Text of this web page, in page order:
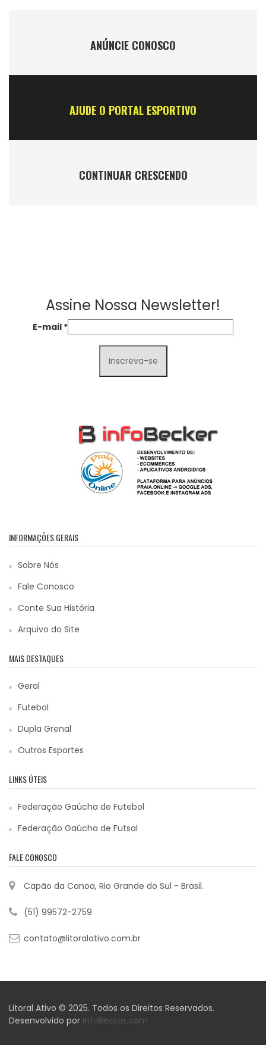
ANÚNCIE CONOSCO
AJUDE O PORTAL ESPORTIVO
CONTINUAR CRESCENDO
Assine Nossa Newsletter!
E-mail *
INFORMAÇÕES GERAIS
Sobre Nós
Fale Conosco
Conte Sua História
Arquivo do Site
MAIS DESTAQUES
Geral
Futebol
Dupla Grenal
Outros Esportes
LINKS ÚTEIS
Federação Gaúcha de Futebol
Federação Gaúcha de Futsal
FALE CONOSCO
Capão da Canoa, Rio Grande do Sul - Brasil.
(51) 99572-2759
contato@litoralativo.com.br
Litoral Ativo © 2025. Todos os Direitos Reservados.
Desenvolvido por InfoBecker.com